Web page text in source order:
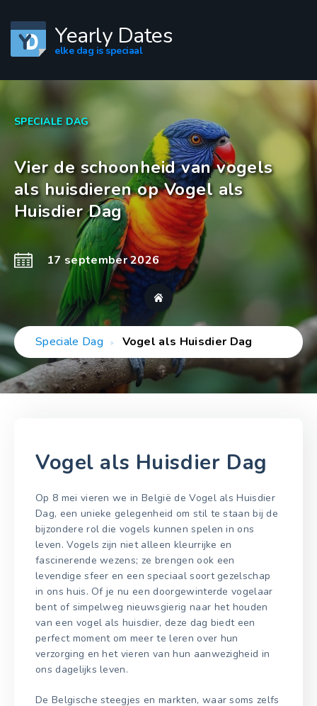
Yearly Dates
elke dag is speciaal
SPECIALE DAG
Vier de schoonheid van vogels
als huisdieren op Vogel als
Huisdier Dag
17 september 2026
Speciale Dag Vogel als Huisdier Dag
Vogel als Huisdier Dag
Op 8 mei vieren we in België de Vogel als Huisdier
Dag, een unieke gelegenheid om stil te staan bij de
bijzondere rol die vogels kunnen spelen in ons
leven. Vogels zijn niet alleen kleurrijke en
fascinerende wezens; ze brengen ook een
levendige sfeer en een speciaal soort gezelschap
in ons huis. Of je nu een doorgewinterde vogelaar
bent of simpelweg nieuwsgierig naar het houden
van een vogel als huisdier, deze dag biedt een
perfect moment om meer te leren over hun
verzorging en het vieren van hun aanwezigheid in
ons dagelijks leven.
De Belgische steegjes en markten, waar soms zelfs